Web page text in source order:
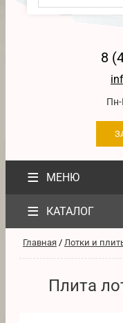
8
Пн-
≡ МЕНЮ
≡ КАТАЛОГ
Главная / Лотки и
Плита